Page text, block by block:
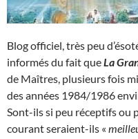
Blog officiel, très peu
informés du fait queLa
de Maîtres, plusieurs fois
des années 1984/1986
Sont-ils si peu réceptifs ou
courant seraient-ils «